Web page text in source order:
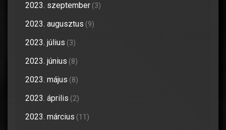
2023. szeptember (3)
2023. augusztus (9)
2023. július (3)
2023. június (8)
2023. május (8)
2023. április (2)
2023. március (11)